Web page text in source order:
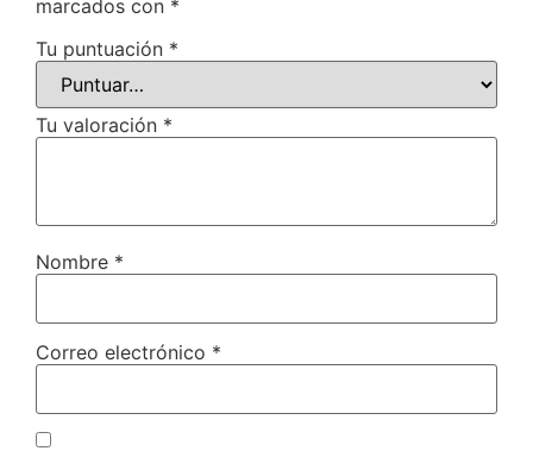
marcados con *
Tu puntuación *
Tu valoración *
Nombre *
Correo electrónico *